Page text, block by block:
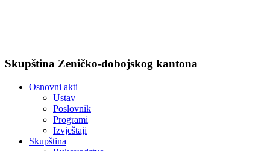
Skupština Zeničko-dobojskog kantona
Osnovni akti
Ustav
Poslovnik
Programi
Izvještaji
Skupština